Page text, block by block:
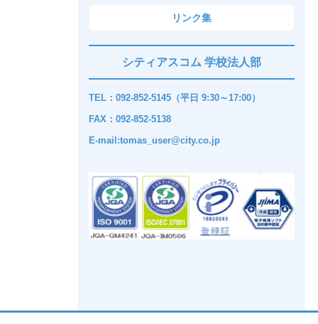
リンク集
シティアスコム 学校法人部
TEL：092-852-5145（平日 9:30～17:00）
FAX：092-852-5138
E-mail:tomas_user@city.co.jp